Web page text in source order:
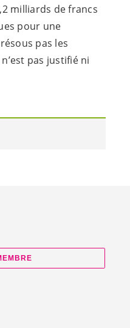
milliards de francs
pour une
pas les
pas justifié ni